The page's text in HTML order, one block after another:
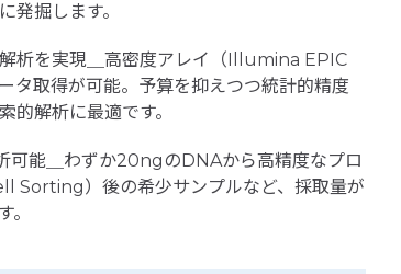
発掘します。
析を実現＿高密度アレイ（Illumina EPIC
タ取得が可能。予算を抑えつつ統計的精度
的解析に最適です。
可能＿わずか20ngのDNAから高精度なプロ
Sorting）後の希少サンプルなど、採取量が